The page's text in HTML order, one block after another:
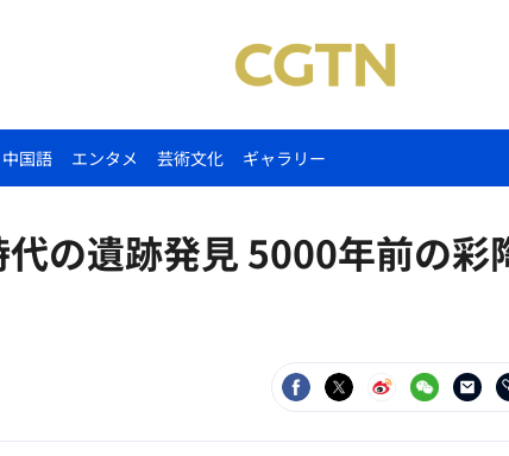
中国語 エンタメ 芸術文化 ギャラリー
の遺跡発見 5000年前の彩